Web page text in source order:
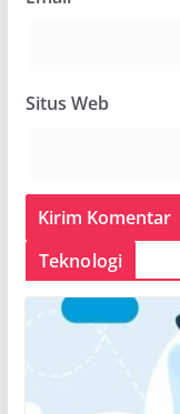
Situs Web
Teknologi